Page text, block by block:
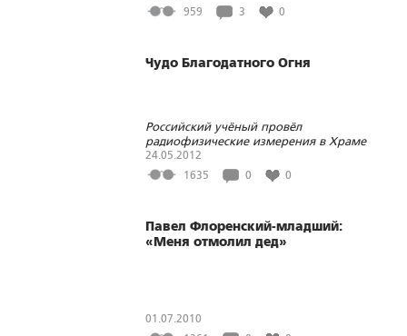
959
3 0
Чудо Благодатного Огня
Российский учёный провёл
радиофизические измерения в Храме
Гроба Господня
24.05.2012
1635
0 0
Павел Флоренский-младший:
«Меня отмолил дед»
01.07.2010